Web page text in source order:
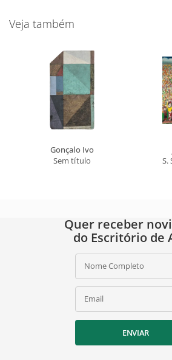
Veja também
Gonçalo Ivo
Sem título
S.
Quer receber
do Escritório de
Nome Completo
Email
ENVIAR